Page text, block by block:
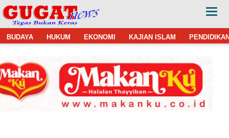
BUDAYA HUKUM EKONOMI KAJIAN ISLAM